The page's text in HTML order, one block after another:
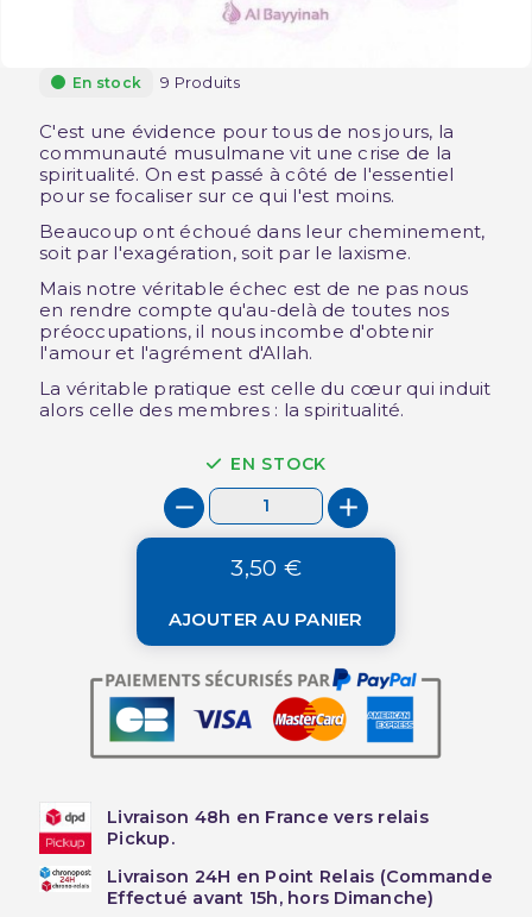
En stock 9 Produits
C'est une évidence pour tous de nos jours, la
communauté musulmane vit une crise de la
spiritualité. On est passé à côté de l'essentiel
pour se focaliser sur ce qui l'est moins.
Beaucoup ont échoué dans leur cheminement,
soit par l'exagération, soit par le laxisme.
Mais notre véritable échec est de ne pas nous
en rendre compte qu'au-delà de toutes nos
préoccupations, il nous incombe d'obtenir
l'amour et l'agrément d'Allah.
La véritable pratique est celle du cœur qui induit
alors celle des membres : la spiritualité.
EN STOCK
3,50 €
AJOUTER AU PANIER
Livraison 48h en France vers relais
Pickup.
Livraison 24H en Point Relais (Commande
Effectué avant 15h, hors Dimanche)